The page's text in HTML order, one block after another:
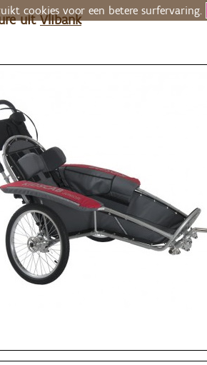
uitVlibank
cookies voor een betere surfervaring.